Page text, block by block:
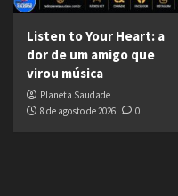
Listen to Your Heart: a
dor de um amigo que
virou música
Planeta Saudade
8 de agosto de 2026
0